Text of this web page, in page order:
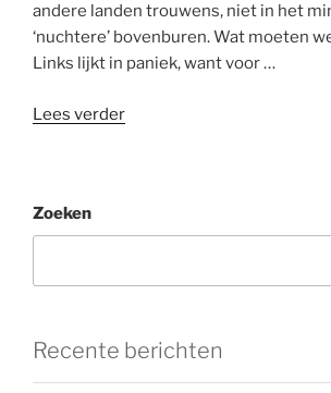
andere landen trouwens, niet in het
‘nuchtere’ bovenburen. Wat moeten
Links lijkt in paniek, want voor …
Lees verder“En
Zoeken
Recente berichten